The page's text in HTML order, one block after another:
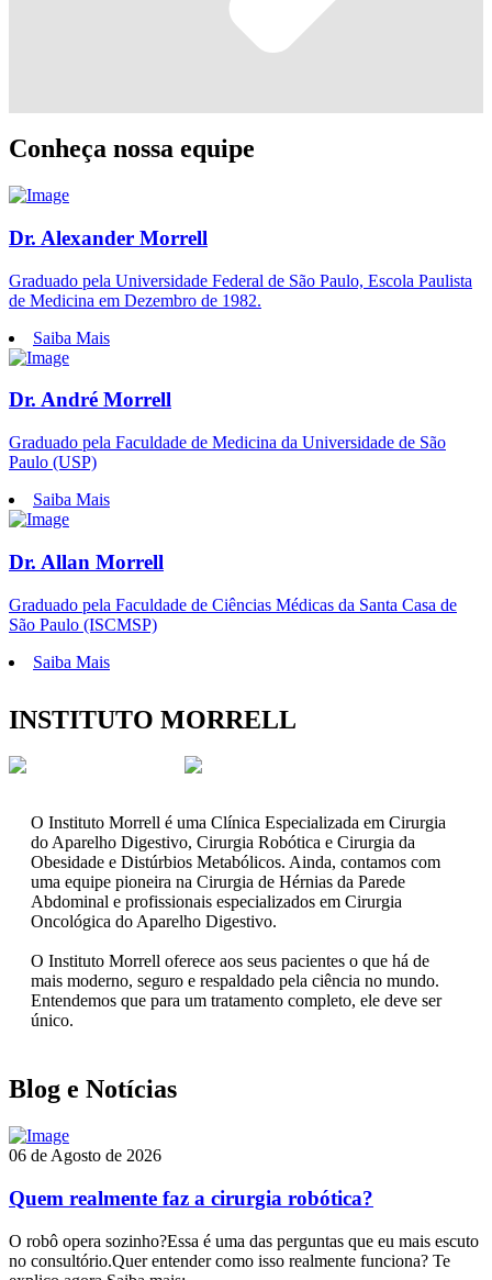
Conheça nossa equipe
Dr. Alexander Morrell
Graduado pela Universidade Federal de São Paulo, Escola Paulista
de Medicina em Dezembro de 1982.
Saiba Mais
Dr. André Morrell
Graduado pela Faculdade de Medicina da Universidade de São
Paulo (USP)
Saiba Mais
Dr. Allan Morrell
Graduado pela Faculdade de Ciências Médicas da Santa Casa de
São Paulo (ISCMSP)
Saiba Mais
INSTITUTO MORRELL
O Instituto Morrell é uma Clínica Especializada em Cirurgia
do Aparelho Digestivo, Cirurgia Robótica e Cirurgia da
Obesidade e Distúrbios Metabólicos. Ainda, contamos com
uma equipe pioneira na Cirurgia de Hérnias da Parede
Abdominal e profissionais especializados em Cirurgia
Oncológica do Aparelho Digestivo.
O Instituto Morrell oferece aos seus pacientes o que há de
mais moderno, seguro e respaldado pela ciência no mundo.
Entendemos que para um tratamento completo, ele deve ser
único.
Blog e Notícias
06 de Agosto de 2026
Quem realmente faz a cirurgia robótica?
O robô opera sozinho?Essa é uma das perguntas que eu mais escuto
no consultório.Quer entender como isso realmente funciona? Te